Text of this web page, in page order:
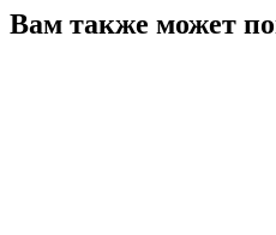
Вам также может